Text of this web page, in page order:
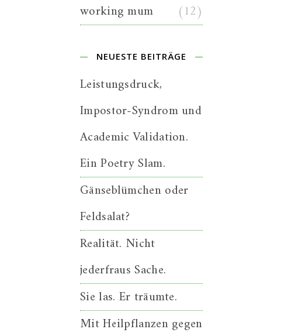
working mum
(12)
NEUESTE BEITRÄGE
Leistungsdruck,
Impostor-Syndrom und
Academic Validation.
Ein Poetry Slam.
Gänseblümchen oder
Feldsalat?
Realität. Nicht
jederfraus Sache.
Sie las. Er träumte.
Mit Heilpflanzen gegen